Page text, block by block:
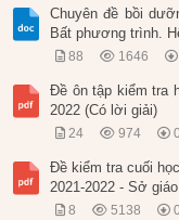
Chuyên đề bồi
Bất phương trình.
88 1646
Đề ôn tập kiểm tra
2022 (Có lời giải)
24 974 0
Đề kiểm tra cuối
2021-2022 - Sở
8 5138 0